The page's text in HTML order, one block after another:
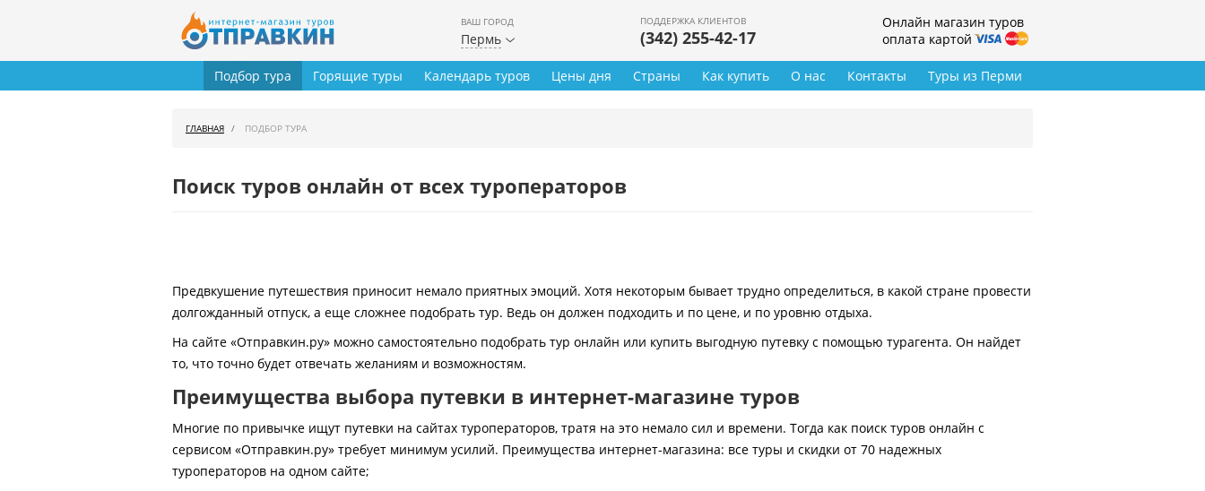
ВАШ ГОРОД
Пермь
ПОДДЕРЖКА КЛИЕНТОВ
(342) 255-42-17
Онлайн магазин туров
оплата картой
Туры из Перми
Подбор тура Горящие туры Календарь туров Цены дня Страны Как купить О нас Контакты
ГЛАВНАЯ ПОДБОР ТУРА
Поиск туров онлайн от всех туроператоров
Предвкушение путешествия приносит немало приятных эмоций. Хотя некоторым бывает трудно определиться, в какой стране провести
долгожданный отпуск, а еще сложнее подобрать тур. Ведь он должен подходить и по цене, и по уровню отдыха.
На сайте «Отправкин.ру» можно самостоятельно подобрать тур онлайн или купить выгодную путевку с помощью турагента. Он найдет
то, что точно будет отвечать желаниям и возможностям.
Преимущества выбора путевки в интернет-магазине туров
Многие по привычке ищут путевки на сайтах туроператоров, тратя на это немало сил и времени. Тогда как поиск туров онлайн с
сервисом «Отправкин.ру» требует минимум усилий. Преимущества интернет-магазина: все туры и скидки от 70 надежных
туроператоров на одном сайте;